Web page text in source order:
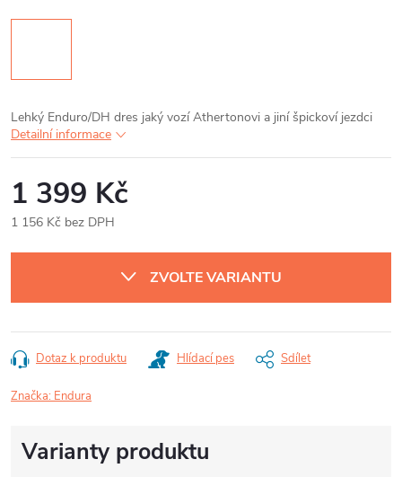
Lehký Enduro/DH dres jaký vozí Athertonovi a jiní špickoví jezdci
Detailní informace
1 399 Kč
1 156 Kč bez DPH
cena:
ZVOLTE VARIANTU
Dotaz k produktu Hlídací pes Sdílet
Značka: Endura